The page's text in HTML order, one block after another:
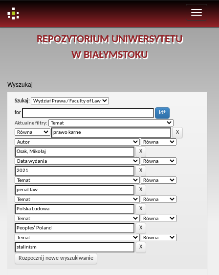
REPOZYTORIUM UNIWERSYTETU
W BIAŁYMSTOKU
Wyszukaj
Szukaj:
for
Aktualne filtry:
Rozpocznij nowe wyszukiwanie